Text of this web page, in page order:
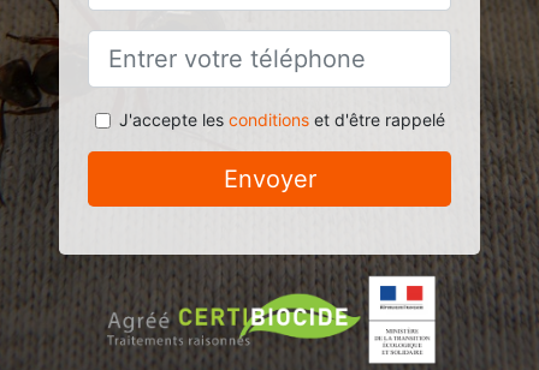
J'accepte les conditionset d'être rappelé
Envoyer